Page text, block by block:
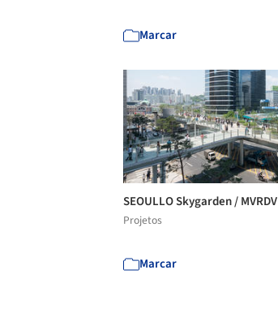
Marcar
SEOULLO Skygarden / MVRDV
Projetos
Marcar